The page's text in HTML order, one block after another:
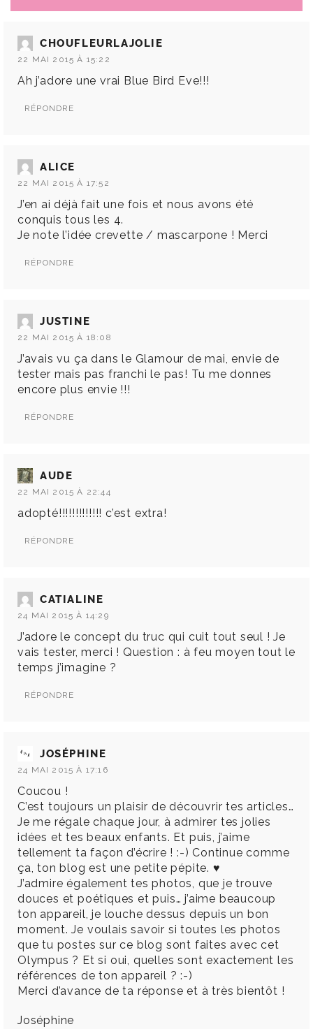
CHOUFLEURLAJOLIE
22 MAI 2015 À 15:22
Ah j’adore une vrai Blue Bird Eve!!!
RÉPONDRE
ALICE
22 MAI 2015 À 17:52
J’en ai déjà fait une fois et nous avons été
conquis tous les 4.
Je note l’idée crevette / mascarpone ! Merci
RÉPONDRE
JUSTINE
22 MAI 2015 À 18:08
J’avais vu ça dans le Glamour de mai, envie de
tester mais pas franchi le pas! Tu me donnes
encore plus envie !!!
RÉPONDRE
AUDE
22 MAI 2015 À 22:44
adopté!!!!!!!!!!!!! c’est extra!
RÉPONDRE
CATIALINE
24 MAI 2015 À 14:29
J’adore le concept du truc qui cuit tout seul ! Je
vais tester, merci ! Question : à feu moyen tout le
temps j’imagine ?
RÉPONDRE
JOSÉPHINE
24 MAI 2015 À 17:16
Coucou !
C’est toujours un plaisir de découvrir tes articles…
Je me régale chaque jour, à admirer tes jolies
idées et tes beaux enfants. Et puis, j’aime
tellement ta façon d’écrire ! :-) Continue comme
ça, ton blog est une petite pépite. ♥︎
J’admire également tes photos, que je trouve
douces et poétiques et puis… j’aime beaucoup
ton appareil, je louche dessus depuis un bon
moment. Je voulais savoir si toutes les photos
que tu postes sur ce blog sont faites avec cet
Olympus ? Et si oui, quelles sont exactement les
références de ton appareil ? :-)
Merci d’avance de ta réponse et à très bientôt !
Joséphine